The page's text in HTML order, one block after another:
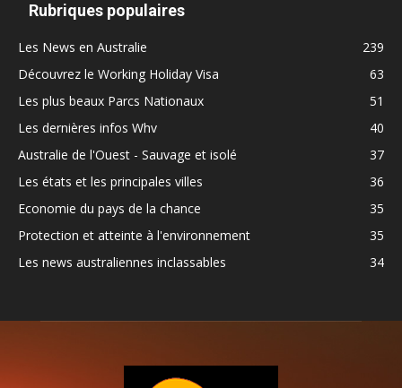
Rubriques populaires
Les News en Australie
239
Découvrez le Working Holiday Visa
63
Les plus beaux Parcs Nationaux
51
Les dernières infos Whv
40
Australie de l'Ouest - Sauvage et isolé
37
Les états et les principales villes
36
Economie du pays de la chance
35
Protection et atteinte à l'environnement
35
Les news australiennes inclassables
34